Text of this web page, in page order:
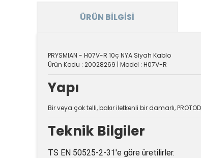
ÜRÜN BILGISI
PRYSMIAN - H07V-R 10ç NYA Siyah Kablo
Ürün Kodu : 20028269 | Model : H07V-R
Yapı
Bir veya çok telli, bakır iletkenli bir damarlı,
Teknik Bilgiler
TS EN 50525-2-31'e göre üretilirler.